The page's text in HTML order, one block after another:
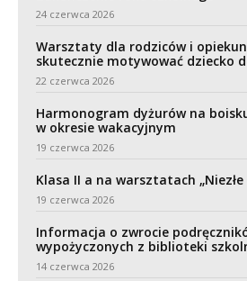
24 czerwca 2026
Warsztaty dla rodziców i
skutecznie motywować dziecko
22 czerwca 2026
Harmonogram dyżurów na
w okresie wakacyjnym
19 czerwca 2026
Klasa II a na warsztatach „Niezłe
19 czerwca 2026
Informacja o zwrocie
wypożyczonych z biblioteki
14 czerwca 2026